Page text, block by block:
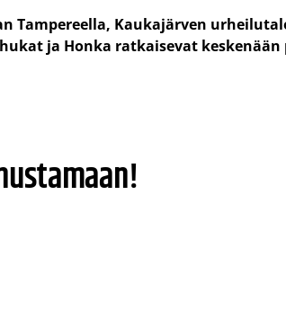
Tampereella, Kaukajärven
ja Honka ratkaisevat